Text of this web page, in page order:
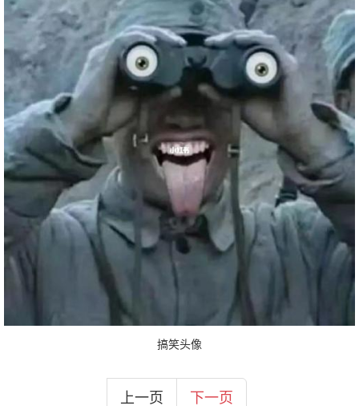
搞笑头像
上一页 下一页